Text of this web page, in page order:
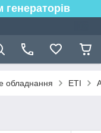
обладнання ETI